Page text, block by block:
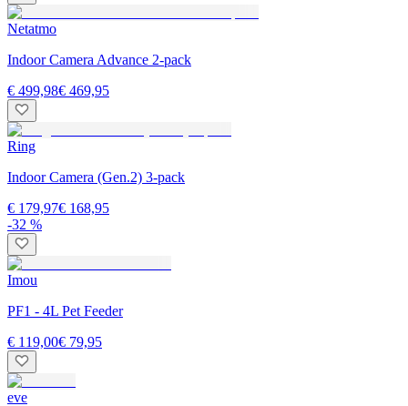
Netatmo
Indoor Camera Advance 2-pack
€ 499,98€ 469,95
Ring
Indoor Camera (Gen.2) 3-pack
€ 179,97€ 168,95
-32 %
Imou
PF1 - 4L Pet Feeder
€ 119,00€ 79,95
eve